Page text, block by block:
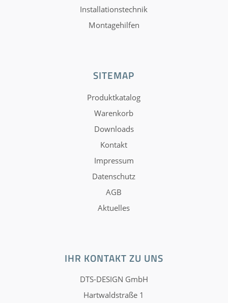
Installationstechnik
Montagehilfen
SITEMAP
Produktkatalog
Warenkorb
Downloads
Kontakt
Impressum
Datenschutz
AGB
Aktuelles
IHR KONTAKT ZU UNS
DTS-DESIGN GmbH
Hartwaldstraße 1